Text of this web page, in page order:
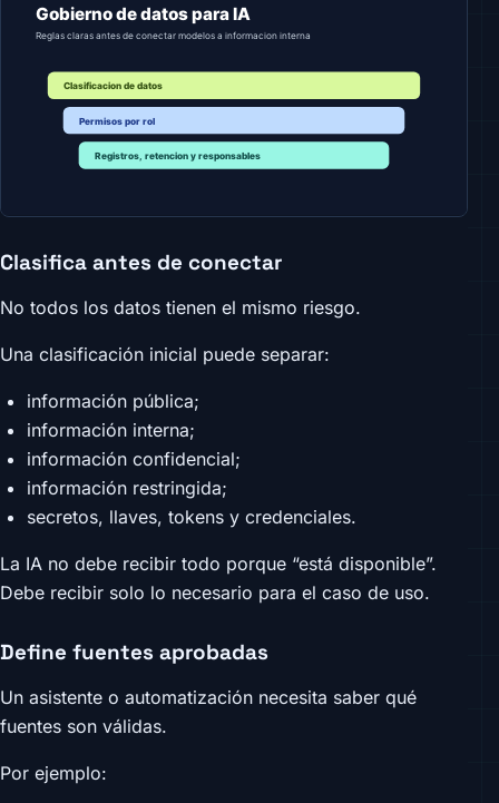
Clasifica antes de conectar
No todos los datos tienen el mismo riesgo.
Una clasificación inicial puede separar:
información pública;
información interna;
información confidencial;
información restringida;
secretos, llaves, tokens y credenciales.
La IA no debe recibir todo porque “está disponible”.
Debe recibir solo lo necesario para el caso de uso.
Define fuentes aprobadas
Un asistente o automatización necesita saber qué
fuentes son válidas.
Por ejemplo: